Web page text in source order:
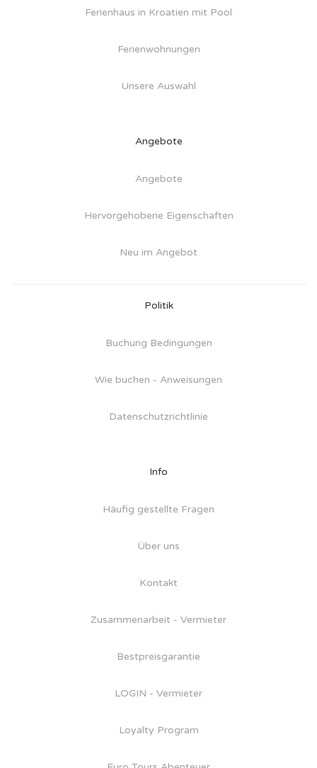
Ferienhaus in Kroatien mit Pool
Ferienwohnungen
Unsere Auswahl
Angebote
Angebote
Hervorgehobene Eigenschaften
Neu im Angebot
Politik
Buchung Bedingungen
Wie buchen - Anweisungen
Datenschutzrichtlinie
Info
Häufig gestellte Fragen
Über uns
Kontakt
Zusammenarbeit - Vermieter
Bestpreisgarantie
LOGIN - Vermieter
Loyalty Program